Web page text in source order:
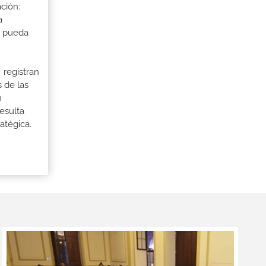
pueda
registran
de las